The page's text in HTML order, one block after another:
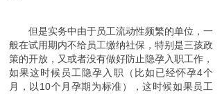
但是实务中由于员工流动性频繁的单位，一
般在试用期内不给员工缴纳社保，特别是三孩政
策的开放，又或者没有做好防止隐孕入职工作，
如果这时候员工隐孕入职（比如已经怀孕4个
月，以10个月孕期为标准），这时候如果员工